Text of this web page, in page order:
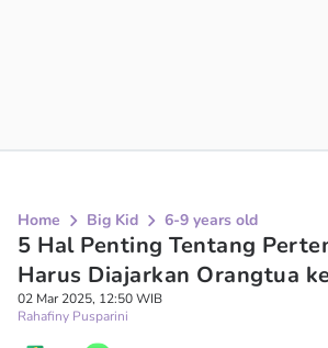
Home Big Kid 6-9 years old
5 Hal Penting Tentang
Harus Diajarkan Orangtua
02 Mar 2025, 12:50 WIB
Rahafiny Pusparini